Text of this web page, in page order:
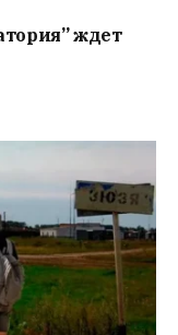
ждет